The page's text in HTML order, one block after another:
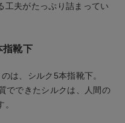
工夫がたっぷり詰まってい
指靴下
は、シルク5本指靴下。
でできたシルクは、人間の